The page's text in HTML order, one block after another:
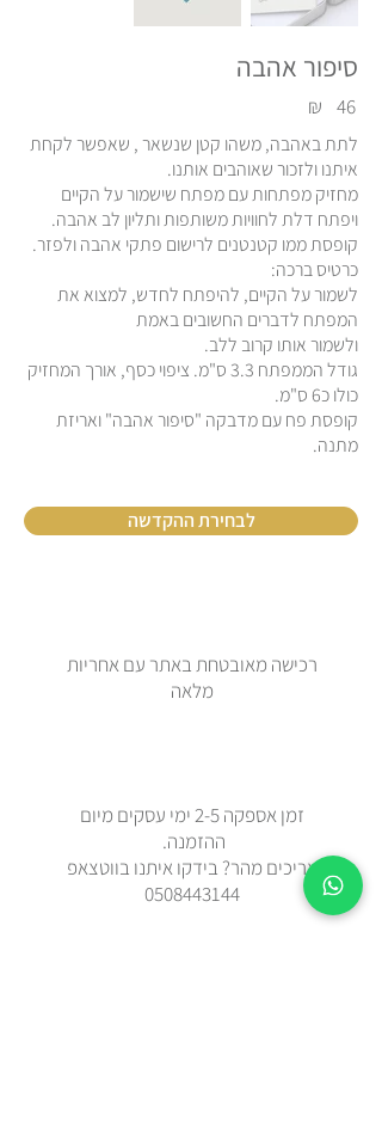
סיפור אהבה
46
₪
לתת באהבה, משהו קטן שנשאר , שאפשר לקחת
איתנו ולזכור שאוהבים אותנו.
מחזיק מפתחות עם מפתח שישמור על הקיים
ויפתח דלת לחוויות משותפות ותליון לב אהבה.
קופסת ממו קטנטנים לרישום פתקי אהבה ולפזר.
כרטיס ברכה:
לשמור על הקיים, להיפתח לחדש, למצוא את
המפתח לדברים החשובים באמת
ולשמור אותו קרוב ללב.
גודל הממפתח 3.3 ס"מ. ציפוי כסף, אורך המחזיק
כולו כ6 ס"מ.
קופסת פח עם מדבקה "סיפור אהבה" ואריזת
מתנה.
לבחירת ההקדשה
רכישה מאובטחת באתר עם אחריות
מלאה
זמן אספקה 2-5 ימי עסקים מיום
ההזמנה.
צריכים מהר? בידקו איתנו בווטצאפ
0508443144